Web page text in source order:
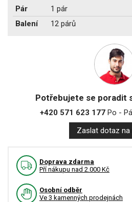
Pár
1 pár
Balení
12 párů
Potřebujete se poradit
+420 571 623 177Po - Pá
Zaslat dotaz na
Doprava zdarma
Pří nákupu nad 2.000 Kč
Osobní odběr
Ve 3 kamenných prodejnách